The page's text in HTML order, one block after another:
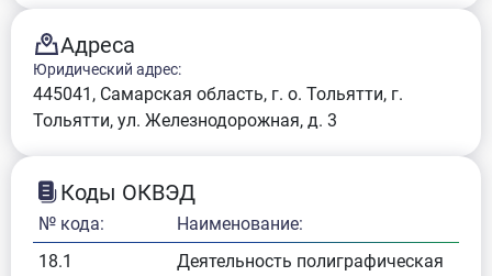
Адреса
Юридический адрес:
445041, Самарская область, г. о. Тольятти, г.
Тольятти, ул. Железнодорожная, д. 3
Коды ОКВЭД
№ кода:
Наименование:
18.1
Деятельность полиграфическая